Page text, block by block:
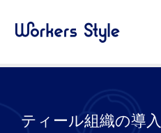
ティール組織の導